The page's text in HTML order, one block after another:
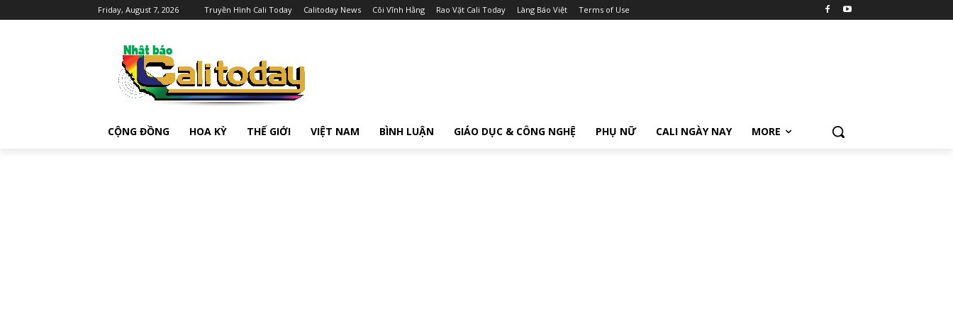
Friday, August 7, 2026 Truyền Hình Cali Today Calitoday News Cõi Vĩnh Hằng Rao Vặt Cali Today Làng Báo Việt Terms of Use
CỘNG ĐỒNG HOA KỲ THẾ GIỚI VIỆT NAM BÌNH LUẬN GIÁO DỤC & CÔNG NGHỆ PHỤ NỮ CALI NGÀY NAY MORE